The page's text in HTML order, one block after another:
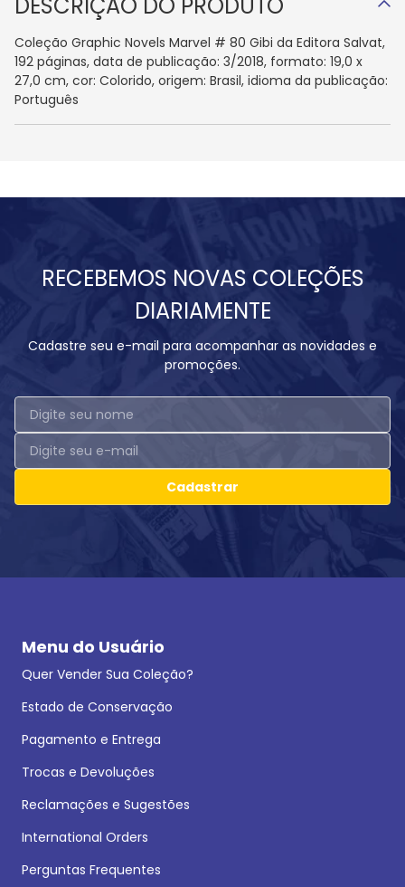
Coleção Graphic Novels Marvel # 80 Gibi da Editora Salvat,
192 páginas, data de publicação: 3/2018, formato: 19,0 x
27,0 cm, cor: Colorido, origem: Brasil, idioma da publicação:
Português
RECEBEMOS NOVAS COLEÇÕES
DIARIAMENTE
Cadastre seu e-mail para acompanhar as novidades e
promoções.
Cadastrar
Menu do Usuário
Quer Vender Sua Coleção?
Estado de Conservação
Pagamento e Entrega
Trocas e Devoluções
Reclamações e Sugestões
International Orders
Perguntas Frequentes